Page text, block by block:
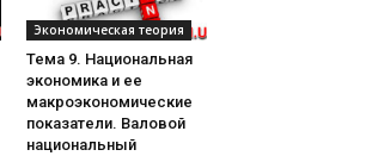
Экономическая теория
Тема 9. Национальная
экономика и ее
макроэкономические
показатели. Валовой
национальный